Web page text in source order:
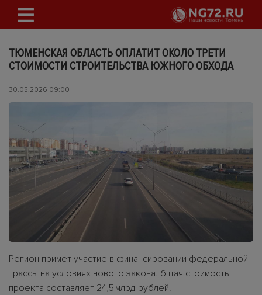
ТЮМЕНСКАЯ ОБЛАСТЬ ОПЛАТИТ ОКОЛО ТРЕТИ
СТОИМОСТИ СТРОИТЕЛЬСТВА ЮЖНОГО ОБХОДА
30.05.2026 09:00
Регион примет участие в финансировании федеральной
трассы на условиях нового закона. бщая стоимость
проекта составляет 24,5 млрд рублей.